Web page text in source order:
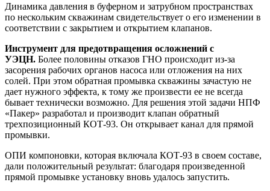
Динамика давления в буферном и затрубном пространствах
по нескольким скважинам свидетельствует о его изменении в
соответствии с закрытием и открытием клапанов.
Инструмент для предотвращения осложнений с
УЭЦН. Более половины отказов ГНО происходит из-за
засорения рабочих органов насоса или отложения на них
солей. При этом обратная промывка скважины зачастую не
дает нужного эффекта, к тому же произвести ее не всегда
бывает технически возможно. Для решения этой задачи НПФ
«Пакер» разработал и производит клапан обратный
трехпозиционный КОТ-93. Он открывает канал для прямой
промывки.
ОПИ компоновки, которая включала КОТ-93 в своем составе,
дали положительный результат: благодаря произведенной
прямой промывке установку вновь удалось запустить.